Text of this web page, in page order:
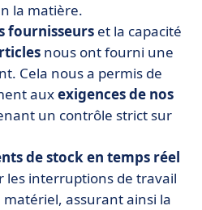
la matière.
fournisseurs et la capacité
nous ont fourni une
Cela nous a permis de
auxexigencesde nos
un contrôle strict sur
de stock en temps réel
les interruptions de travail
assurant ainsi la